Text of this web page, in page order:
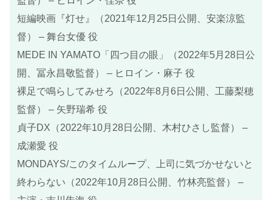
短編映画『灯せ』（2021年12月25日公開、安楽涼監
督） – 舞台女優 役
MEDE IN YAMATO「四つ目の眼」（2022年5月28日公
開、冨永昌敬監督） – ヒロイン・麻子 役
裸足で鳴らしてみせろ（2022年8月6日公開、工藤梨穂
監督） – 矢野瑞希 役
貞子DX（2022年10月28日公開、木村ひさし監督） –
成瀬愛 役
MONDAYS/このタイムループ、上司に気づかせないと
終わらない（2022年10月28日公開、竹林亮監督） –